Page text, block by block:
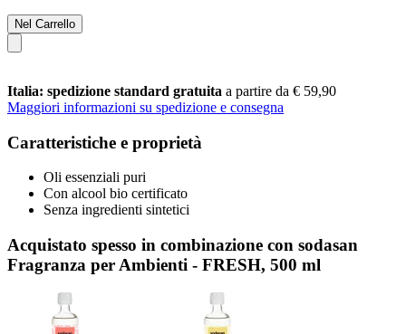
Nel Carrello
Italia: spedizione standard gratuita a partire da € 59,90
Maggiori informazioni su spedizione e consegna
Caratteristiche e proprietà
Oli essenziali puri
Con alcool bio certificato
Senza ingredienti sintetici
Acquistato spesso in combinazione con sodasan
Fragranza per Ambienti - FRESH, 500 ml